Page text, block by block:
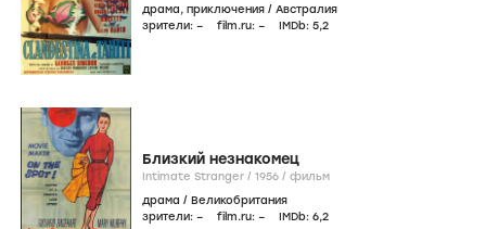
драма, приключения / Австралия
зрители: – film.ru: – IMDb: 5,2
Близкий незнакомец
Intimate Stranger / 1956 / фильм
драма / Великобритания
зрители: – film.ru: – IMDb: 6,2